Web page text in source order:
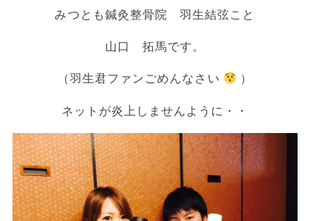
みつとも鍼灸整骨院 羽生結弦こと
山口 拓馬です。
（羽生君ファンごめんなさい ）
ネットが炎上しませんように・・